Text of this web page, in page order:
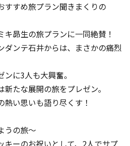
すすめ旅プラン聞きまくりの
昴生の旅プランに一同絶賛！
ダンテ石井からは、まさかの痛烈
に3人も大興奮。
たな展開の旅をプレゼン。
い思いも語り尽くす！
うの旅～
キーのお祝いとして、2人でサプ